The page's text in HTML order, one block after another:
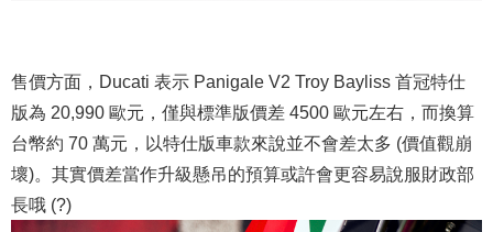
售價方面，Ducati 表示 Panigale V2 Troy Bayliss 首冠特仕
版為 20,990 歐元，僅與標準版價差 4500 歐元左右，而換算
台幣約 70 萬元，以特仕版車款來說並不會差太多 (價值觀崩
壞)。其實價差當作升級懸吊的預算或許會更容易說服財政部
長哦 (?)